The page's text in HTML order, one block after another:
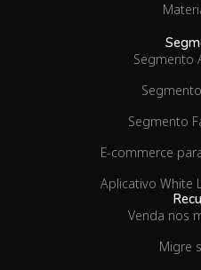
Segmento
Segmento
E-commerce
Aplicativo White
Venda nos
Migre